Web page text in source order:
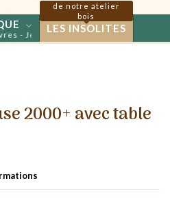
- Jeux
LES INSOLITES
de notre atelier
bois
2000+ avec table